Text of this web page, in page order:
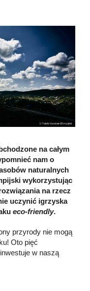
na całym
nam o
naturalnych
wykorzystując
na rzecz
uczynić igrzyska
eco-friendly.
przyrody nie mogą
Oto pięć
w naszą